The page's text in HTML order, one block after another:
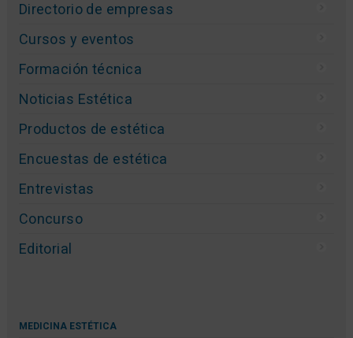
Directorio de empresas
Cursos y eventos
Formación técnica
Noticias Estética
Productos de estética
Encuestas de estética
Entrevistas
Concurso
Editorial
MEDICINA ESTÉTICA